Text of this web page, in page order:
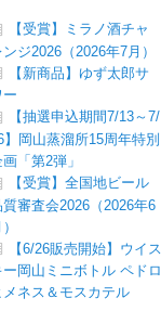
【受賞】ミラノ酒チャ
ンジ2026（2026年7月）
【新商品】ゆず太郎サ
ー
【抽選申込期間7/13～7/
】岡山蒸溜所15周年特別
「第2弾」
【受賞】全国地ビール
質審査会2026（2026年6
【6/26販売開始】ウイス
ー岡山ミニボトル ペドロ
メネス＆モスカテル